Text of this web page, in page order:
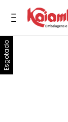
Esgotado